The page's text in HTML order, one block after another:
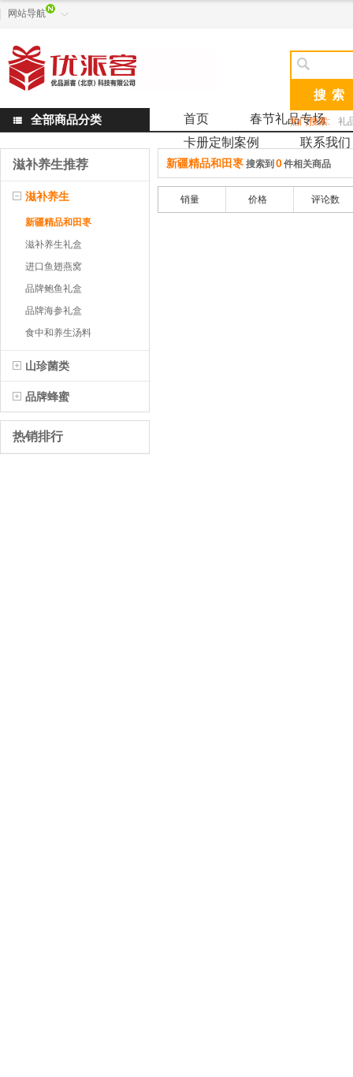
网站导航 

热门搜索: 礼
 全部商品分类 首页
春节礼品专场
卡册定制案例
联系我们
滋补养生推荐
滋补养生
新疆精品和田栆
滋补养生礼盒
进口鱼翅燕窝
品牌鲍鱼礼盒
品牌海参礼盒
食中和养生汤料
山珍菌类
品牌蜂蜜
热销排行
新疆精品和田栆 搜索到 0件相关商品
销量 价格 评论数